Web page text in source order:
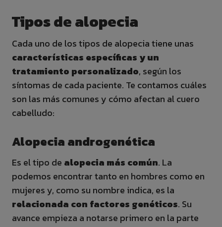
Tipos de alopecia
Cada uno de los tipos de alopecia tiene unas
características específicas y un
tratamiento personalizado, según los
síntomas de cada paciente. Te contamos cuáles
son las más comunes y cómo afectan al cuero
cabelludo:
Alopecia androgenética
Es el tipo de alopecia más común. La
podemos encontrar tanto en hombres como en
mujeres y, como su nombre indica, es la
relacionada con factores genéticos. Su
avance empieza a notarse primero en la parte